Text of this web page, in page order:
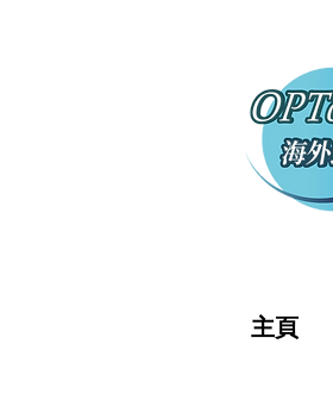
主頁